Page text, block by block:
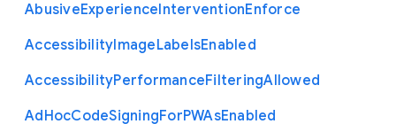
AbusiveExperienceInterventionEnforce
AccessibilityImageLabelsEnabled
AccessibilityPerformanceFilteringAllowed
AdHocCodeSigningForPWAsEnabled